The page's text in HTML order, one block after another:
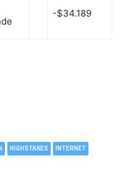
-$34.189
HIGHSTAKES INTERNET